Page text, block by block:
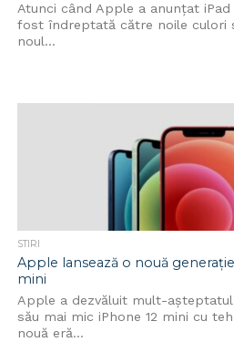
Atunci când Apple a anunțat
fost îndreptată către noile culori
noul...
STIRI
Apple lansează o nouă
mini
Apple a dezvăluit mult-așteptatul
său mai mic iPhone 12 mini cu
nouă eră...